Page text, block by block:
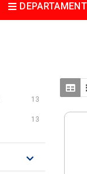
13
13